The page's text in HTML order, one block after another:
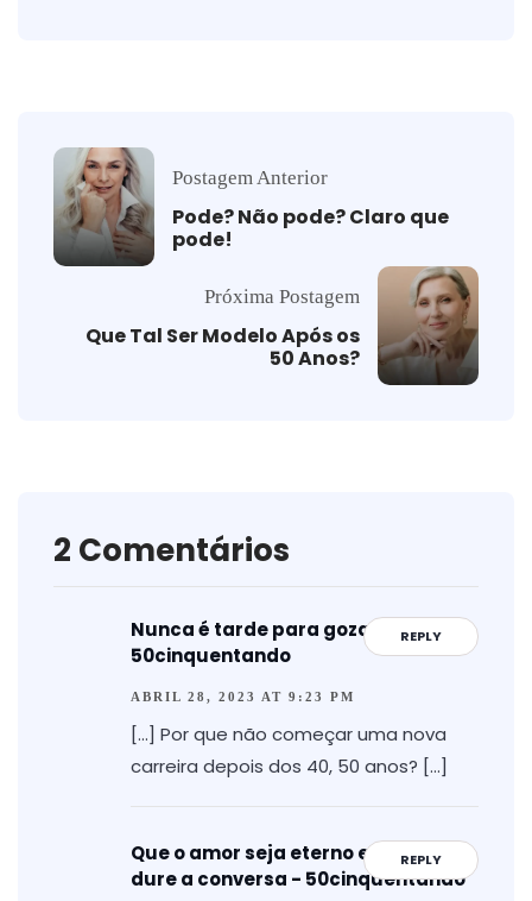
Postagem Anterior
Pode? Não pode? Claro que
pode!
Próxima Postagem
Que Tal Ser Modelo Após os
50 Anos?
2 Comentários
REPLY
Nunca é tarde para gozar -
50cinquentando
ABRIL 28, 2023 AT 9:23 PM
[…] Por que não começar uma nova
carreira depois dos 40, 50 anos? […]
REPLY
Que o amor seja eterno enquanto
dure a conversa - 50cinquentando